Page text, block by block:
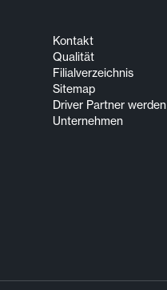
Kontakt
Qualität
Filialverzeichnis
Sitemap
Driver Partner werden
Unternehmen